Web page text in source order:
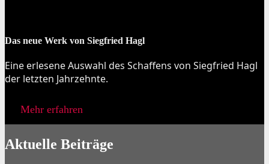
Das neue Werk von Siegfried Hagl
Eine erlesene Auswahl des Schaffens von Siegfried Hagl
der letzten Jahrzehnte.
Mehr erfahren
Aktuelle Beiträge